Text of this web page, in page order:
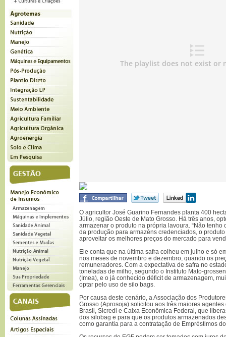
O agricultor José Guarino Fernandes planta 400
Júlio, região Oeste de Mato Grosso. Há três anos,
armazenar o produto na própria lavoura. “Não tenho
da produção para armazéns credenciados, o
aproveitar os melhores preços do mercado para
Ele conta que na última safra colheu em julho e só
nos meses de novembro e dezembro, quando os
remuneradores. Com a expectativa de safra no
toneladas de milho, segundo o Instituto Mato-
(Imea), e o já conhecido déficit de armazenagem,
optar pelo uso de silo bags.
Por causa deste cenário, a Associação dos
Grosso (Aprosoja) solicitou aos três maiores
Brasil, Sicredi e Caixa Econômica Federal, que
dos silobag e para que os produtos armazenados
como garantia para a contratação de Empréstimos